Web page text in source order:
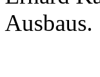
Ausbaus.